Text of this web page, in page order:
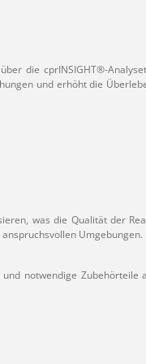
die cprINSIGHT®-
und erhöht die
was die Qualität der
Umgebungen.
notwendige Zubehörteile